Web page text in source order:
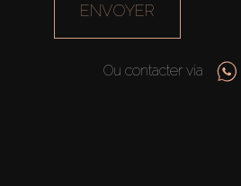
AgentsENVOYER
Ou contacter via